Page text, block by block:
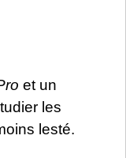
et un
les
lesté.